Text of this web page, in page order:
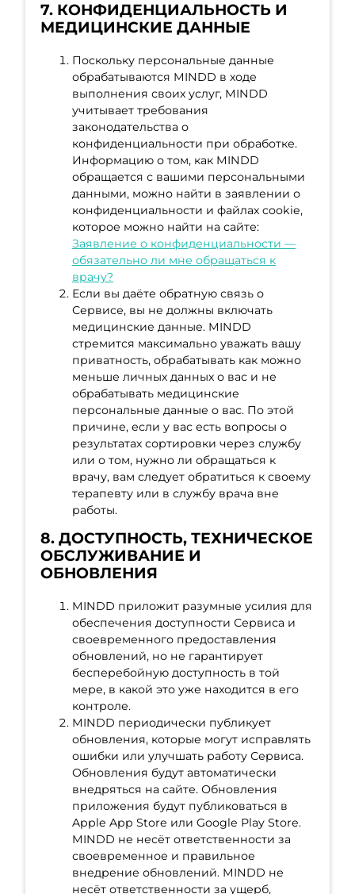
7. КОНФИДЕНЦИАЛЬНОСТЬ И
МЕДИЦИНСКИЕ ДАННЫЕ
Поскольку персональные данные
обрабатываются MINDD в ходе
выполнения своих услуг, MINDD
учитывает требования
законодательства о
конфиденциальности при обработке.
Информацию о том, как MINDD
обращается с вашими персональными
данными, можно найти в заявлении о
конфиденциальности и файлах cookie,
которое можно найти на сайте:
Заявление о конфиденциальности —
обязательно ли мне обращаться к
врачу?
Если вы даёте обратную связь о
Сервисе, вы не должны включать
медицинские данные. MINDD
стремится максимально уважать вашу
приватность, обрабатывать как можно
меньше личных данных о вас и не
обрабатывать медицинские
персональные данные о вас. По этой
причине, если у вас есть вопросы о
результатах сортировки через службу
или о том, нужно ли обращаться к
врачу, вам следует обратиться к своему
терапевту или в службу врача вне
работы.
8. ДОСТУПНОСТЬ, ТЕХНИЧЕСКОЕ
ОБСЛУЖИВАНИЕ И
ОБНОВЛЕНИЯ
MINDD приложит разумные усилия для
обеспечения доступности Сервиса и
своевременного предоставления
обновлений, но не гарантирует
бесперебойную доступность в той
мере, в какой это уже находится в его
контроле.
MINDD периодически публикует
обновления, которые могут исправлять
ошибки или улучшать работу Сервиса.
Обновления будут автоматически
внедряться на сайте. Обновления
приложения будут публиковаться в
Apple App Store или Google Play Store.
MINDD не несёт ответственности за
своевременное и правильное
внедрение обновлений. MINDD не
несёт ответственности за ущерб,